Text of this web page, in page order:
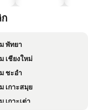
พัทยา
เชียงใหม่
ชะอำ
เกาะสมุย
เกาะเต่า